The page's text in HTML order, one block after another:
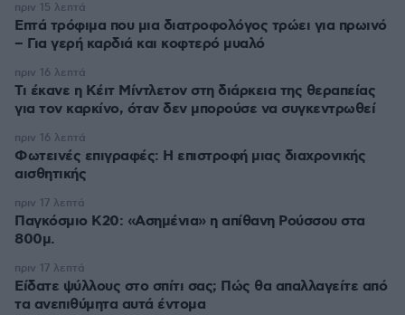
Επτά τρόφιμα που μια διατροφολόγος τρώει για πρωινό
– Για γερή καρδιά και κοφτερό μυαλό
πριν 15 λεπτά
Τι έκανε η Κέιτ Μίντλετον στη διάρκεια της θεραπείας
για τον καρκίνο, όταν δεν μπορούσε να συγκεντρωθεί
πριν 16 λεπτά
Φωτεινές επιγραφές: Η επιστροφή μιας διαχρονικής
αισθητικής
πριν 16 λεπτά
Παγκόσμιο Κ20: «Ασημένια» η απίθανη Ρούσσου στα
800μ.
πριν 17 λεπτά
Είδατε ψύλλους στο σπίτι σας; Πώς θα απαλλαγείτε από
τα ανεπιθύμητα αυτά έντομα
πριν 17 λεπτά